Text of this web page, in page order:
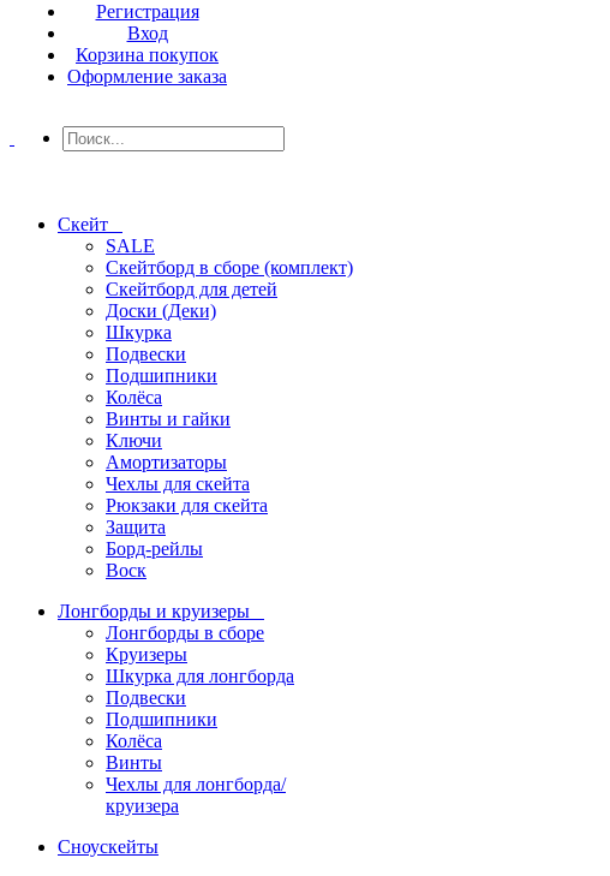
Регистрация
Вход
Корзина покупок
Оформление заказа
Скейт
SALE
Скейтборд в сборе (комплект)
Скейтборд для детей
Доски (Деки)
Шкурка
Подвески
Подшипники
Колёса
Винты и гайки
Ключи
Амортизаторы
Чехлы для скейта
Рюкзаки для скейта
Защита
Борд-рейлы
Воск
Лонгборды и круизеры
Лонгборды в сборе
Круизеры
Шкурка для лонгборда
Подвески
Подшипники
Колёса
Винты
Чехлы для лонгборда/
круизера
Сноускейты